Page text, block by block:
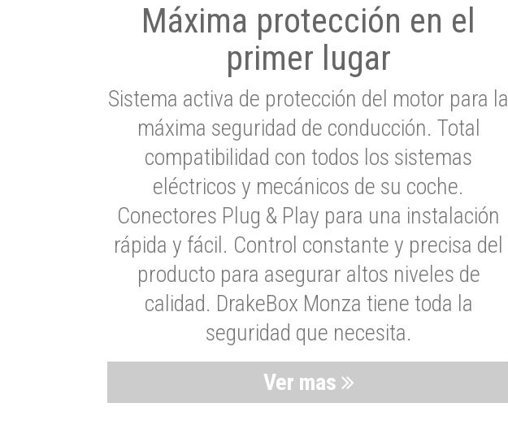
Máxima protección en el
primer lugar
Sistema activa de protección del motor para la
máxima seguridad de conducción. Total
compatibilidad con todos los sistemas
eléctricos y mecánicos de su coche.
Conectores Plug & Play para una instalación
rápida y fácil. Control constante y precisa del
producto para asegurar altos niveles de
calidad. DrakeBox Monza tiene toda la
seguridad que necesita.
Ver mas